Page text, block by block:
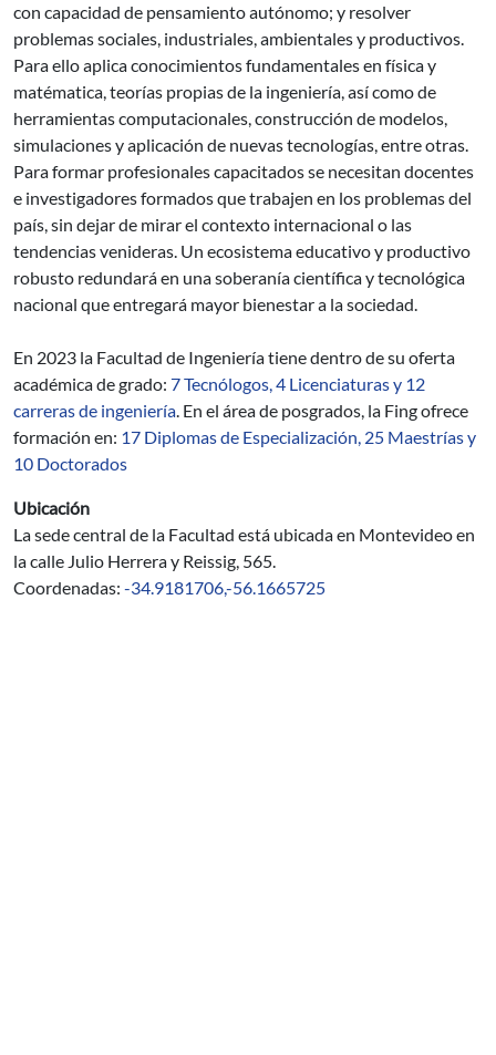
con capacidad de pensamiento autónomo; y resolver
problemas sociales, industriales, ambientales y productivos.
Para ello aplica conocimientos fundamentales en física y
matématica, teorías propias de la ingeniería, así como de
herramientas computacionales, construcción de modelos,
simulaciones y aplicación de nuevas tecnologías, entre otras.
Para formar profesionales capacitados se necesitan docentes
e investigadores formados que trabajen en los problemas del
país, sin dejar de mirar el contexto internacional o las
tendencias venideras. Un ecosistema educativo y productivo
robusto redundará en una soberanía científica y tecnológica
nacional que entregará mayor bienestar a la sociedad.
En 2023 la Facultad de Ingeniería tiene dentro de su oferta
académica de grado: 7 Tecnólogos, 4 Licenciaturas y 12
carreras de ingeniería. En el área de posgrados, la Fing ofrece
formación en: 17 Diplomas de Especialización, 25 Maestrías y
10 Doctorados
Ubicación
La sede central de la Facultad está ubicada en Montevideo en
la calle Julio Herrera y Reissig, 565.
Coordenadas: -34.9181706,-56.1665725